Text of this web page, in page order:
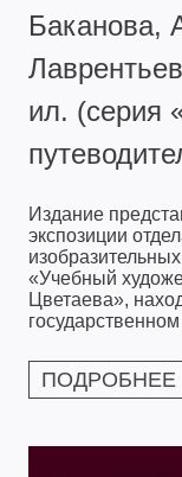
Баканова,
ил. (серия
Издание
экспозиции
«Учебный
Цветаева»,
ПОДРОБНЕЕ